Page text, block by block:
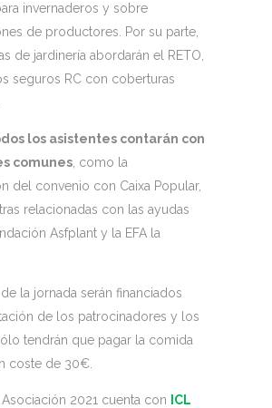
invernaderos y sobre
de productores. Por su parte,
de jardinería abordarán el RETO,
seguros RC con coberturas
los asistentes contarán con
comunes , como la
del convenio con Caixa Popular,
relacionadas con las ayudas
Asfplant y la EFA la
de la jornada serán financiados
de los patrocinadores y los
tendrán que pagar la comida
coste de 30€.
Asociación 2021 cuenta con
ICL